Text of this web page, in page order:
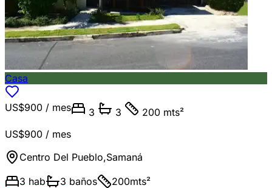
Casa
US$900 / mes 3 3
200 mts²
US$900 / mes
Centro Del Pueblo,Samaná
3 hab 3 baños 200mts²